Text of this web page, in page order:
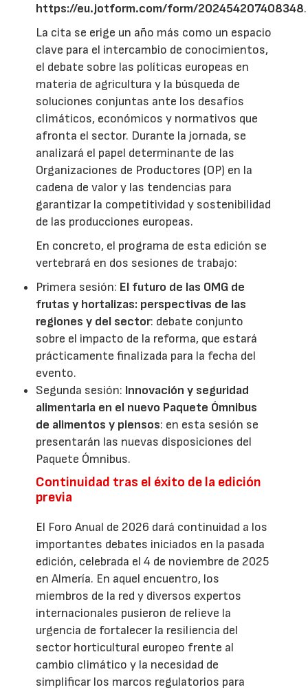
https://eu.jotform.com/form/202454207408348.
La cita se erige un año más como un espacio
clave para el intercambio de conocimientos,
el debate sobre las políticas europeas en
materia de agricultura y la búsqueda de
soluciones conjuntas ante los desafíos
climáticos, económicos y normativos que
afronta el sector. Durante la jornada, se
analizará el papel determinante de las
Organizaciones de Productores (OP) en la
cadena de valor y las tendencias para
garantizar la competitividad y sostenibilidad
de las producciones europeas.
En concreto, el programa de esta edición se
vertebrará en dos sesiones de trabajo:
Primera sesión: El futuro de las OMG de
frutas y hortalizas: perspectivas de las
regiones y del sector: debate conjunto
sobre el impacto de la reforma, que estará
prácticamente finalizada para la fecha del
evento.
Segunda sesión: Innovación y seguridad
alimentaria en el nuevo Paquete Ómnibus
de alimentos y piensos: en esta sesión se
presentarán las nuevas disposiciones del
Paquete Ómnibus.
Continuidad tras el éxito de la edición
previa
El Foro Anual de 2026 dará continuidad a los
importantes debates iniciados en la pasada
edición, celebrada el 4 de noviembre de 2025
en Almería. En aquel encuentro, los
miembros de la red y diversos expertos
internacionales pusieron de relieve la
urgencia de fortalecer la resiliencia del
sector horticultural europeo frente al
cambio climático y la necesidad de
simplificar los marcos regulatorios para